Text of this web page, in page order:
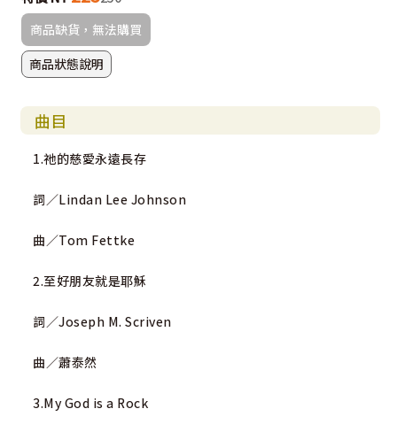
商品缺貨，無法購買
商品狀態說明
曲目
1.祂的慈愛永遠長存
詞／Lindan Lee Johnson
曲／Tom Fettke
2.至好朋友就是耶穌
詞／Joseph M. Scriven
曲／蕭泰然
3.My God is a Rock